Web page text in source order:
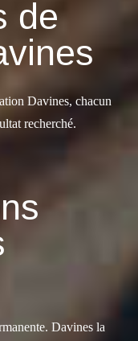
de
Davines, chacun
recherché.
Davines la